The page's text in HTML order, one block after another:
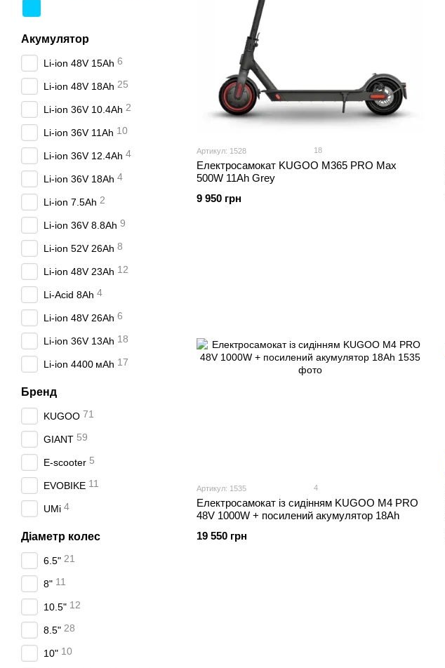
Артикул: 1528 18
Електросамокат KUGOO M365 PRO Max
500W 11Ah Grey
9 950 грн
Артикул: 1535 4
Електросамокат із сидінням KUGOO M4 PRO
48V 1000W + посилений акумулятор 18Ah
19 550 грн
Акумулятор
Li-ion 48V 15Ah 6
Li-ion 48V 18Ah 25
Li-ion 36V 10.4Ah 2
Li-ion 36V 11Ah 10
Li-ion 36V 12.4Ah 4
Li-ion 36V 18Ah 4
Li-ion 7.5Ah 2
Li-ion 36V 8.8Ah 9
Li-ion 52V 26Ah 8
Li-ion 48V 23Ah 12
Li-Acid 8Ah 4
Li-ion 48V 26Ah 6
Li-ion 36V 13Ah 18
Li‑ion 4400 мАh 17
Бренд
KUGOO 71
GIANT 59
E-scooter 5
EVOBIKE 11
UMi 4
Діаметр колес
6.5" 21
8" 11
10.5" 12
8.5" 28
10" 10